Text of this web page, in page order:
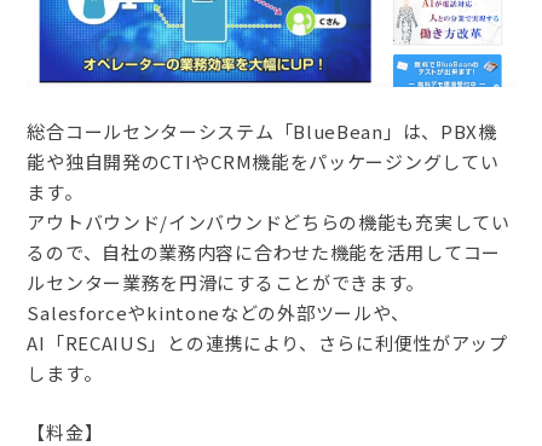
総合コールセンターシステム「BlueBean」は、PBX機
能や独自開発のCTIやCRM機能をパッケージングしてい
ます。
アウトバウンド/インバウンドどちらの機能も充実してい
るので、自社の業務内容に合わせた機能を活用してコー
ルセンター業務を円滑にすることができます。
Salesforceやkintoneなどの外部ツールや、
AI「RECAIUS」との連携により、さらに利便性がアップ
します。
【料金】